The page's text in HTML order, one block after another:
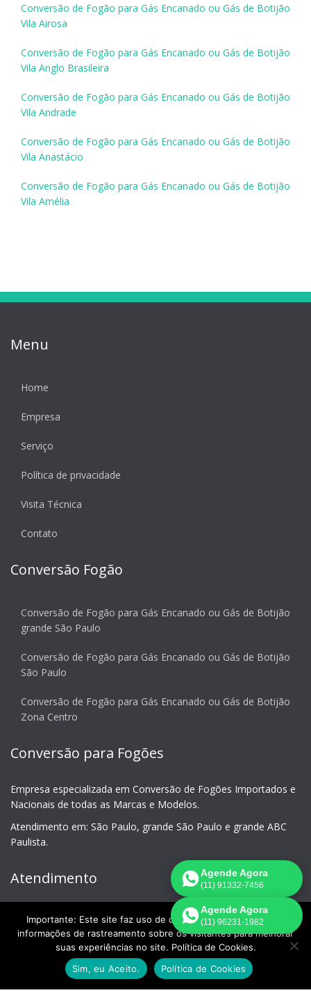
Conversão de Fogão para Gás Encanado ou Gás de Botijão
Vila Airosa
Conversão de Fogão para Gás Encanado ou Gás de Botijão
Vila Anglo Brasileira
Conversão de Fogão para Gás Encanado ou Gás de Botijão
Vila Andrade
Conversão de Fogão para Gás Encanado ou Gás de Botijão
Vila Anastácio
Conversão de Fogão para Gás Encanado ou Gás de Botijão
Vila Amélia
Menu
Home
Empresa
Serviço
Política de privacidade
Visita Técnica
Contato
Conversão Fogão
Conversão de Fogão para Gás Encanado ou Gás de Botijão
grande São Paulo
Conversão de Fogão para Gás Encanado ou Gás de Botijão
São Paulo
Conversão de Fogão para Gás Encanado ou Gás de Botijão
Zona Centro
Conversão para Fogões
Empresa especializada em Conversão de Fogões Importados e
Nacionais de todas as Marcas e Modelos.
Atendimento em: São Paulo, grande São Paulo e grande ABC
Paulista.
Atendimento
Conversão de Fogão São Paulo
Central de Atendimento
11 3644-3392
Celular - WhatsApp
Agende Agora
(11) 91332-7456
Agende Agora
(11) 96231-1982
Importante: Este site faz uso de cookies que podem conter
informações de rastreamento sobre os visitantes para melhorar
suas experiências no site. Política de Cookies.
Sim, eu Aceito.
Política de Cookies